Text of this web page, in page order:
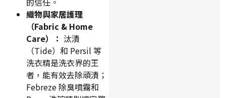
織物與家居護理
（Fabric & Home
Care）： 汰漬
（Tide）和 Persil 等
洗衣精是洗衣界的王
者，能有效去除頑漬；
Febreze 除臭噴霧和